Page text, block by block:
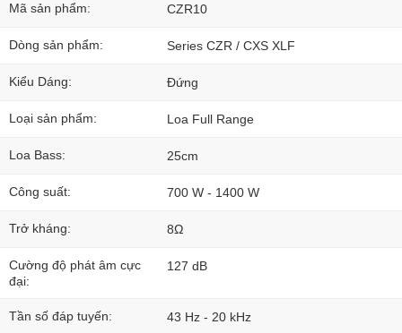
Mã sản phẩm: CZR10
Dòng sản phẩm: Series CZR / CXS XLF
Kiểu Dáng: Đứng
Loại sản phẩm: Loa Full Range
Loa Bass: 25cm
Công suất: 700 W - 1400 W
Trở kháng: 8Ω
Cường độ phát âm cực
đại:
127 dB
Tần số đáp tuyến: 43 Hz - 20 kHz